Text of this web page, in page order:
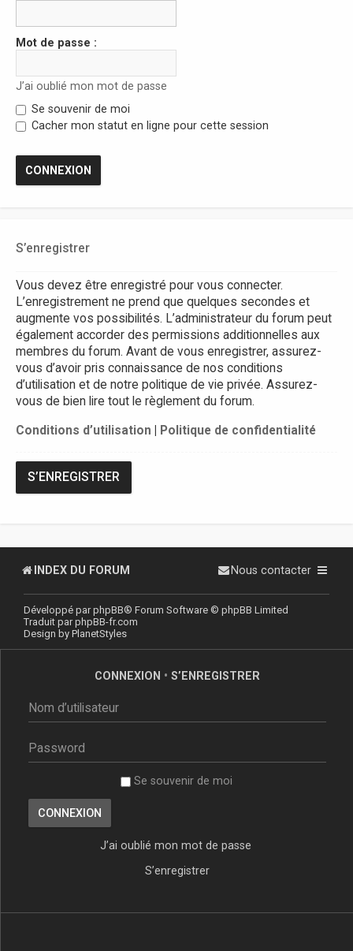
Mot de passe :
J’ai oublié mon mot de passe
Se souvenir de moi
Cacher mon statut en ligne pour cette session
S’enregistrer
Vous devez être enregistré pour vous connecter.
L’enregistrement ne prend que quelques secondes et
augmente vos possibilités. L’administrateur du forum peut
également accorder des permissions additionnelles aux
membres du forum. Avant de vous enregistrer, assurez-
vous d’avoir pris connaissance de nos conditions
d’utilisation et de notre politique de vie privée. Assurez-
vous de bien lire tout le règlement du forum.
Conditions d’utilisation Politique de confidentialité
S’ENREGISTRER
INDEX DU FORUM Nous contacter
Développé parphpBB® Forum Software © phpBB Limited
Traduit parphpBB-fr.com
Design by PlanetStyles
CONNEXION • S’ENREGISTRER
Se souvenir de moi
J’ai oublié mon mot de passe
S’enregistrer